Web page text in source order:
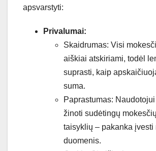
apsvarstyti:
Privalumai:
Skaidrumas: Visi
aiškiai atskiriami, todėl
suprasti, kaip
suma.
Paprastumas:
žinoti sudėtingų
taisyklių – pakanka įvesti
duomenis.